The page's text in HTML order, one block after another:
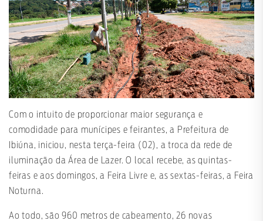
Com o intuito de proporcionar maior segurança e
comodidade para munícipes e feirantes, a Prefeitura de
Ibiúna, iniciou, nesta terça-feira (02), a troca da rede de
iluminação da Área de Lazer. O local recebe, as quintas-
feiras e aos domingos, a Feira Livre e, as sextas-feiras, a Feira
Noturna.
Ao todo, são 960 metros de cabeamento, 26 novas